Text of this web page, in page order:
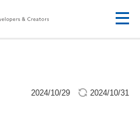
2024/10/29 2024/10/31